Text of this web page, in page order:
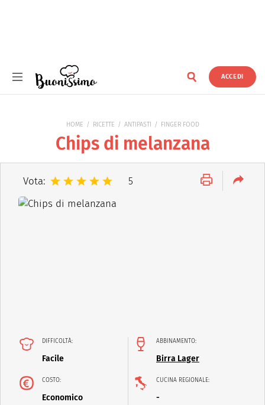
ACCEDI
HOME RICETTE ANTIPASTI FINGER FOOD
Chips di melanzana
Vota: 5
DIFFICOLTÀ:
Facile
ABBINAMENTO:
Birra Lager
COSTO:
Economico
CUCINA REGIONALE:
-